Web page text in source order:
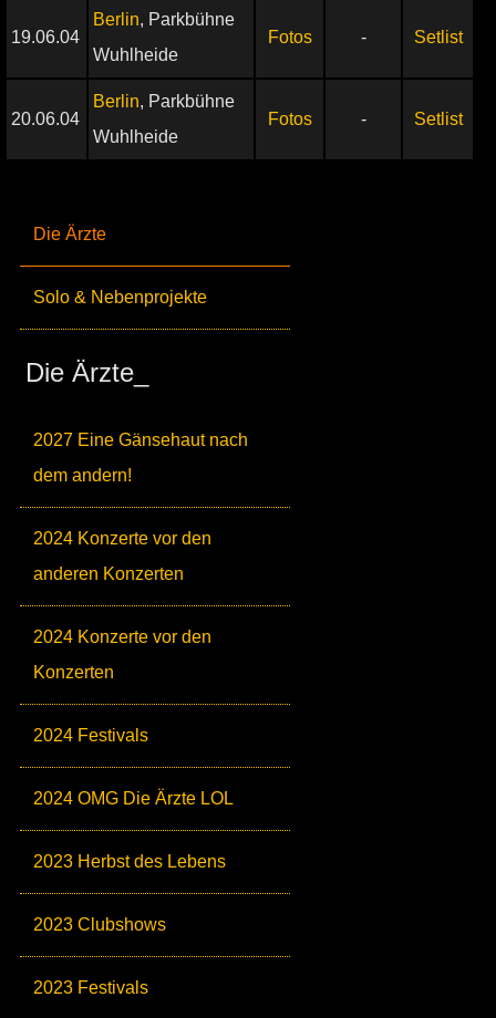
Die Ärzte
Solo & Nebenprojekte
Die Ärzte_
2027 Eine Gänsehaut nach
dem andern!
2024 Konzerte vor den
anderen Konzerten
2024 Konzerte vor den
Konzerten
2024 Festivals
2024 OMG Die Ärzte LOL
2023 Herbst des Lebens
2023 Clubshows
2023 Festivals
19.06.04
Berlin, Parkbühne
Wuhlheide
Fotos - Setlist
20.06.04
Berlin, Parkbühne
Wuhlheide
Fotos - Setlist